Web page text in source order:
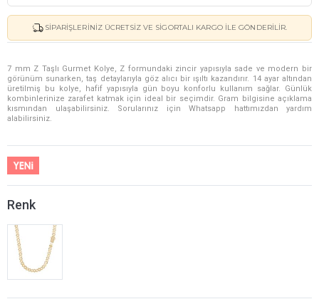
SIPARIŞLERINIZ ÜCRETSIZ VE SIGORTALI KARGO ILE GÖNDERILIR.
7 mm Z Taşlı Gurmet Kolye, Z formundaki zincir yapısıyla sade ve modern bir
görünüm sunarken, taş detaylarıyla göz alıcı bir ışıltı kazandırır. 14 ayar altından
üretilmiş bu kolye, hafif yapısıyla gün boyu konforlu kullanım sağlar. Günlük
kombinlerinize zarafet katmak için ideal bir seçimdir. Gram bilgisine açıklama
kısmından ulaşabilirsiniz. Sorularınız için Whatsapp hattımızdan yardım
alabilirsiniz.
Renk